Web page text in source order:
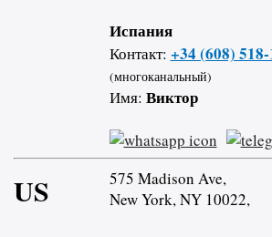
Испания
Контакт: +34 (608)
(многоканальный)
Имя: Виктор
US
575 Madison Ave,
New York, NY 10022,